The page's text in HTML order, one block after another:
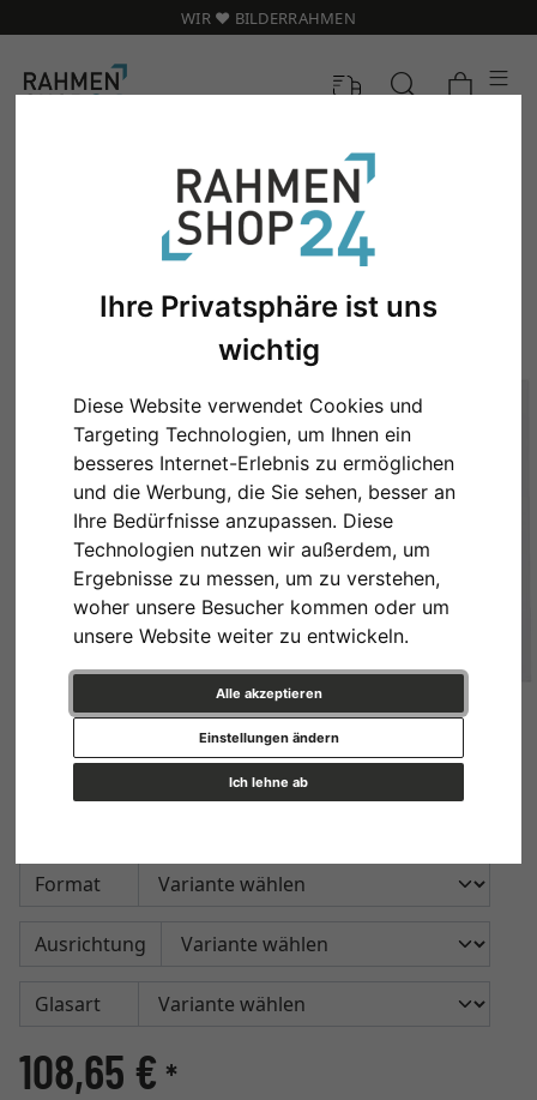
Ihre Privatsphäre ist uns
wichtig
Diese Website verwendet Cookies und
Targeting Technologien, um Ihnen ein
besseres Internet-Erlebnis zu ermöglichen
und die Werbung, die Sie sehen, besser an
Ihre Bedürfnisse anzupassen. Diese
Technologien nutzen wir außerdem, um
Ergebnisse zu messen, um zu verstehen,
woher unsere Besucher kommen oder um
unsere Website weiter zu entwickeln.
Alle akzeptieren
Ich lehne ab
Einstellungen ändern
WIR ❤️ BILDERRAHMEN
Appendo Pro Acryltaschen
Format
Ausrichtung
Glasart
108,65 € *